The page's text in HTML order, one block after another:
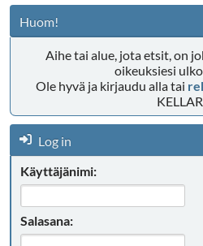
Huom!
Aihe tai alue, jota etsit, on
oikeuksiesi
Ole hyvä ja kirjaudu alla tai
Log in
Käyttäjänimi:
Salasana: